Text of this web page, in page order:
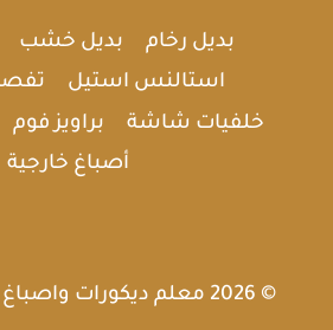
بديل رخام بديل خشب
استالنس استيل
خلفيات شاشة
براويز فوم
أصباغ خارجية
© 2026 معلم ديكورات واصباغ الدمام القطيف